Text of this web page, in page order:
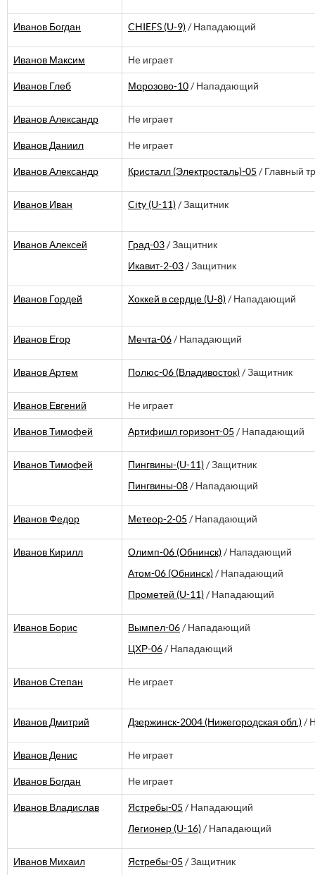
Иванов Богдан CHIEFS (U-9) / Нападающий
Иванов Максим Не играет
Иванов Глеб Морозово-10 / Нападающий
Иванов Александр Не играет
Иванов Даниил Не играет
Иванов Александр Кристалл (Электросталь)-05 / Главный
Иванов Иван City (U-11) / Защитник
Иванов Алексей Град-03 / Защитник
Икавит-2-03 / Защитник
Иванов Гордей Хоккей в сердце (U-8) / Нападающий
Иванов Егор Мечта-06 / Нападающий
Иванов Артем Полюс-06 (Владивосток) / Защитник
Иванов Евгений Не играет
Иванов Тимофей Артифишл горизонт-05 / Нападающий
Иванов Тимофей Пингвины-(U-11) / Защитник
Пингвины-08 / Нападающий
Иванов Федор Метеор-2-05 / Нападающий
Иванов Кирилл Олимп-06 (Обнинск) / Нападающий
Атом-06 (Обнинск) / Нападающий
Прометей (U-11) / Нападающий
Иванов Борис Вымпел-06 / Нападающий
ЦХР-06 / Нападающий
Иванов Степан Не играет
Иванов Дмитрий Дзержинск-2004 (Нижегородская обл.) /
Иванов Денис Не играет
Иванов Богдан Не играет
Иванов Владислав Ястребы-05 / Нападающий
Легионер (U-16) / Нападающий
Иванов Михаил Ястребы-05 / Защитник